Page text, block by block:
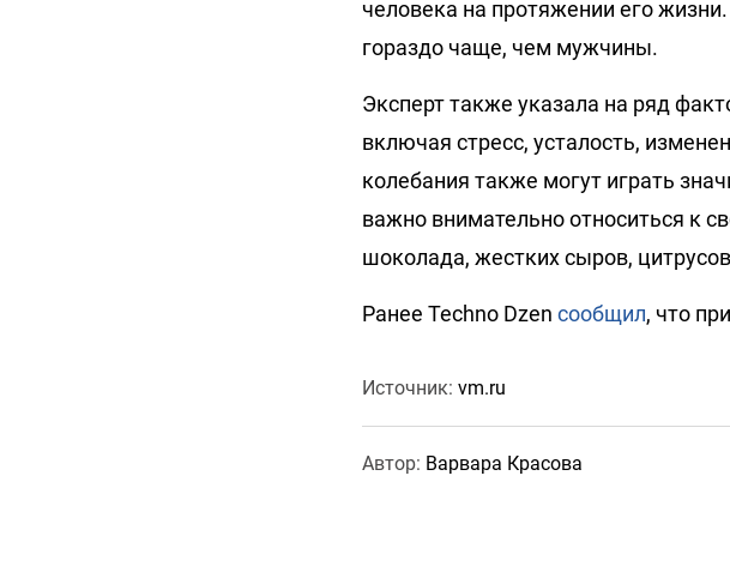
человека на протяжении его
гораздо чаще, чем мужчины.
Эксперт также указала на ряд
включая стресс, усталость,
колебания также могут играть
важно внимательно относиться к
шоколада, жестких сыров,
Ранее Techno Dzen сообщил, что
Источник: vm.ru
Автор: Варвара Красова